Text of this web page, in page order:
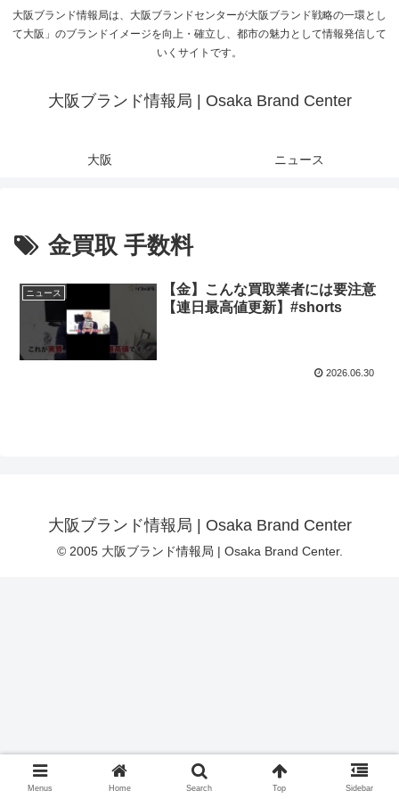
大阪ブランド情報局は、大阪ブランドセンターが大阪ブランド戦略の一環とし
て大阪」のブランドイメージを向上・確立し、都市の魅力として情報発信して
いくサイトです。
大阪ブランド情報局 | Osaka Brand Center
大阪 ニュース
金買取 手数料
ニュース
【金】こんな買取業者には要注意
【連日最高値更新】#shorts
2026.06.30
大阪ブランド情報局 | Osaka Brand Center
© 2005 大阪ブランド情報局 | Osaka Brand Center.
Menus Home Search Top Sidebar